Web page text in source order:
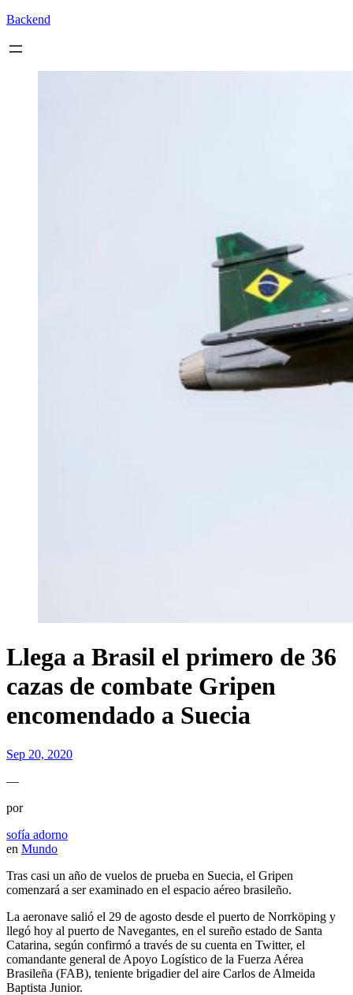
Backend
Llega a Brasil el primero de 36
cazas de combate Gripen
encomendado a Suecia
Sep 20, 2020
—
por
sofía adorno
en Mundo
Tras casi un año de vuelos de prueba en Suecia, el Gripen
comenzará a ser examinado en el espacio aéreo brasileño.
La aeronave salió el 29 de agosto desde el puerto de Norrköping y
llegó hoy al puerto de Navegantes, en el sureño estado de Santa
Catarina, según confirmó a través de su cuenta en Twitter, el
comandante general de Apoyo Logístico de la Fuerza Aérea
Brasileña (FAB), teniente brigadier del aire Carlos de Almeida
Baptista Junior.